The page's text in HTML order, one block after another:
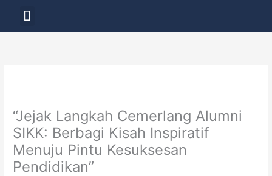
content
Menu
“Jejak Langkah Cemerlang Alumni
SIKK: Berbagi Kisah Inspiratif
Menuju Pintu Kesuksesan
Pendidikan”